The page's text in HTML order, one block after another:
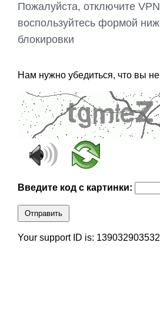
Пожалуйста, отключите
воспользуйтесь формой
блокировки
Нам нужно убедиться, что вы
Введите код с картинки:
Отправить
Your support ID is: